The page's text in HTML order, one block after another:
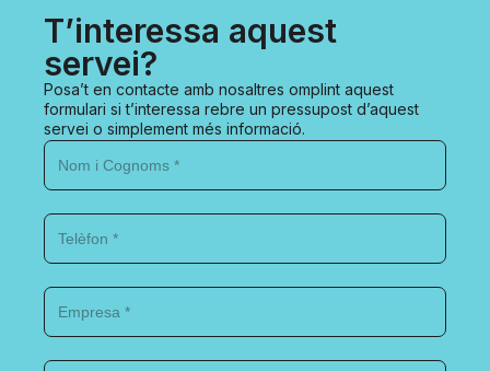
T’interessa aquest
servei?
Posa’t en contacte amb nosaltres omplint aquest
formulari si t’interessa rebre un pressupost d’aquest
servei o simplement més informació.
Nom
Cognoms
Telèfon
Empresa
Ciutat